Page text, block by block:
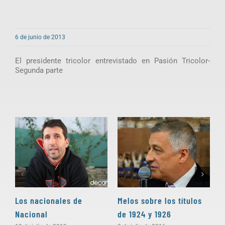
6 de junio de 2013
El presidente tricolor entrevistado en Pasión Tricolor-
Segunda parte
Los nacionales de
Nacional
Melos sobre los títulos
de 1924 y 1926